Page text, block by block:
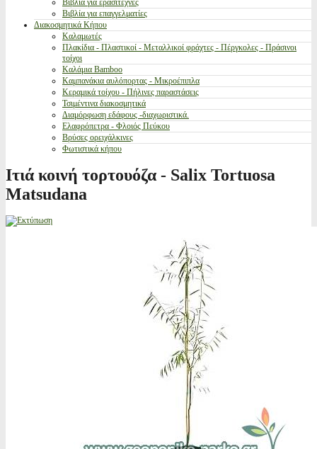
Βιβλία για ερασιτέχνες
Βιβλία για επαγγελματίες
Διακοσμητικά Κήπου
Καλαμωτές
Πλακίδια - Πλαστικοί - Μεταλλικοί φράχτες - Πέργκολες - Πράσινοι
τοίχοι
Καλάμια Bamboo
Καμπανάκια αυλόπορτας - Μικροέπιπλα
Κεραμικά τοίχου - Πήλινες παραστάσεις
Τσιμέντινα διακοσμητικά
Διαμόρφωση εδάφους -διαχωριστικά.
Ελαφρόπετρα - Φλοιός Πεύκου
Βρύσες ορειχάλκινες
Φωτιστικά κήπου
Ιτιά κοινή τορτουόζα - Salix Tortuosa
Matsudana